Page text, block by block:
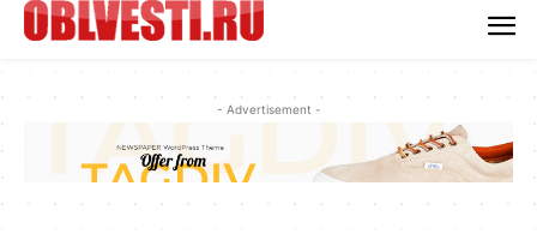
- Advertisement -